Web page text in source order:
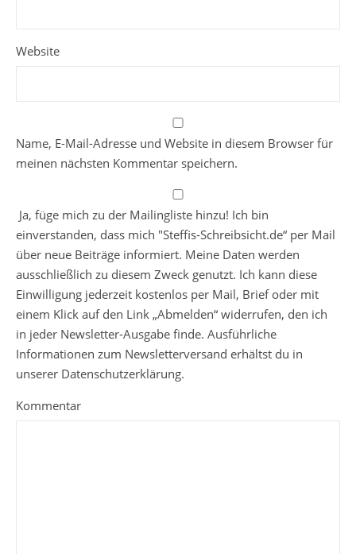
Website
Name, E-Mail-Adresse und Website in diesem Browser für
meinen nächsten Kommentar speichern.
Ja, füge mich zu der Mailingliste hinzu! Ich bin
einverstanden, dass mich "Steffis-Schreibsicht.de“ per Mail
über neue Beiträge informiert. Meine Daten werden
ausschließlich zu diesem Zweck genutzt. Ich kann diese
Einwilligung jederzeit kostenlos per Mail, Brief oder mit
einem Klick auf den Link „Abmelden“ widerrufen, den ich
in jeder Newsletter-Ausgabe finde. Ausführliche
Informationen zum Newsletterversand erhältst du in
unserer Datenschutzerklärung.
Kommentar